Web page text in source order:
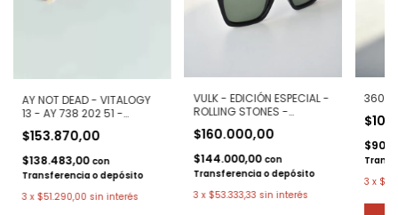
AY NOT DEAD - VITALOGY
13 - AY 738 202 51 -
$153.870,00
$138.483,00 con
Transferencia o depósito
3 x $51.290,00 sin interés
VULK - EDICIÓN ESPECIAL -
ROLLING STONES -
POLARIZADO
$160.000,00
$144.000,00 con
Transferencia o depósito
3 x $53.333,33 sin interés
360 -
3 x